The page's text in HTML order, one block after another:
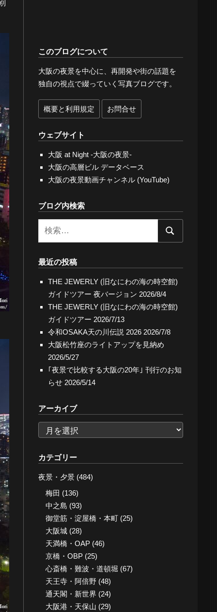
このブログについて
大阪の夜景を中心に、再開発や街の話題を
独自の視点で綴っていく写真ブログです。
概要と利用規定 お問合せ
ウェブサイト
大阪 at Night -大阪の夜景-
大阪の高層ビル データベース
大阪の夜景動画チャンネル (YouTube)
ブログ内検索
検
最近の投稿
THE JEWERLY (旧なにわの海の時空館)
ガイドツアー 夜バージョン 2026/8/4
THE JEWERLY (旧なにわの海の時空館)
ガイドツアー 2026/7/13
令和OSAKA天の川伝説 2026 2026/7/8
大阪松竹座のライトアップを見納め
2026/5/27
｢夜景で比較する大阪の20年｣ 刊行のお知
らせ 2026/5/14
アーカイブ
ー
カ
イ
ブ
カテゴリー
夜景・夕景(484)
梅田 (136)
中之島 (93)
御堂筋・淀屋橋・本町(25)
大阪城(28)
天満橋・OAP(46)
京橋・OBP(25)
心斎橋・難波・道頓堀 (67)
天王寺・阿倍野(48)
通天閣・新世界 (24)
大阪港・天保山 (29)